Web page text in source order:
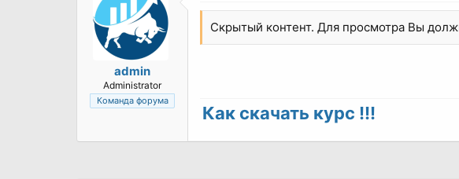
admin
Administrator
Команда форума
Скрытый контент. Для просмотра Вы
Как скачать курс !!!